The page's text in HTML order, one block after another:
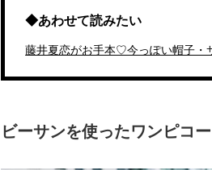
◆あわせて読みたい
藤井夏恋がお手本♡今っぽい帽子・
ビーサンを使ったワンピコ